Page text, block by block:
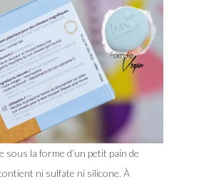
sous la forme d’un petit pain de
ni sulfate ni silicone. À